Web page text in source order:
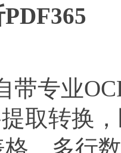
带专业
取转换